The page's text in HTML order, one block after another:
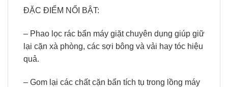
ĐẶC ĐIỂM NỔI BẬT:
– Phao lọc rác bẩn máy giặt chuyên dụng giúp giữ
lại cặn xà phòng, các sợi bông và vải hay tóc hiệu
quả.
– Gom lại các chất cặn bẩn tích tụ trong lồng máy